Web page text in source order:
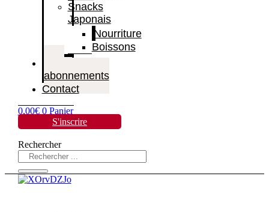
Snacks
Japonais
Nourriture
Boissons
abonnements
Contact
0,00€ 0 Panier
S'inscrire
Rechercher